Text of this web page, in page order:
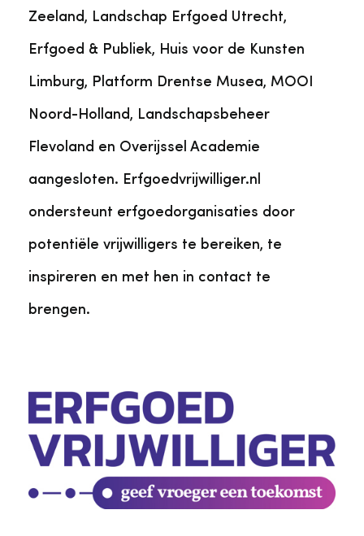
Zeeland, Landschap Erfgoed Utrecht,
Erfgoed & Publiek, Huis voor de Kunsten
Limburg, Platform Drentse Musea, MOOI
Noord-Holland, Landschapsbeheer
Flevoland en Overijssel Academie
aangesloten. Erfgoedvrijwilliger.nl
ondersteunt erfgoedorganisaties door
potentiële vrijwilligers te bereiken, te
inspireren en met hen in contact te
brengen.